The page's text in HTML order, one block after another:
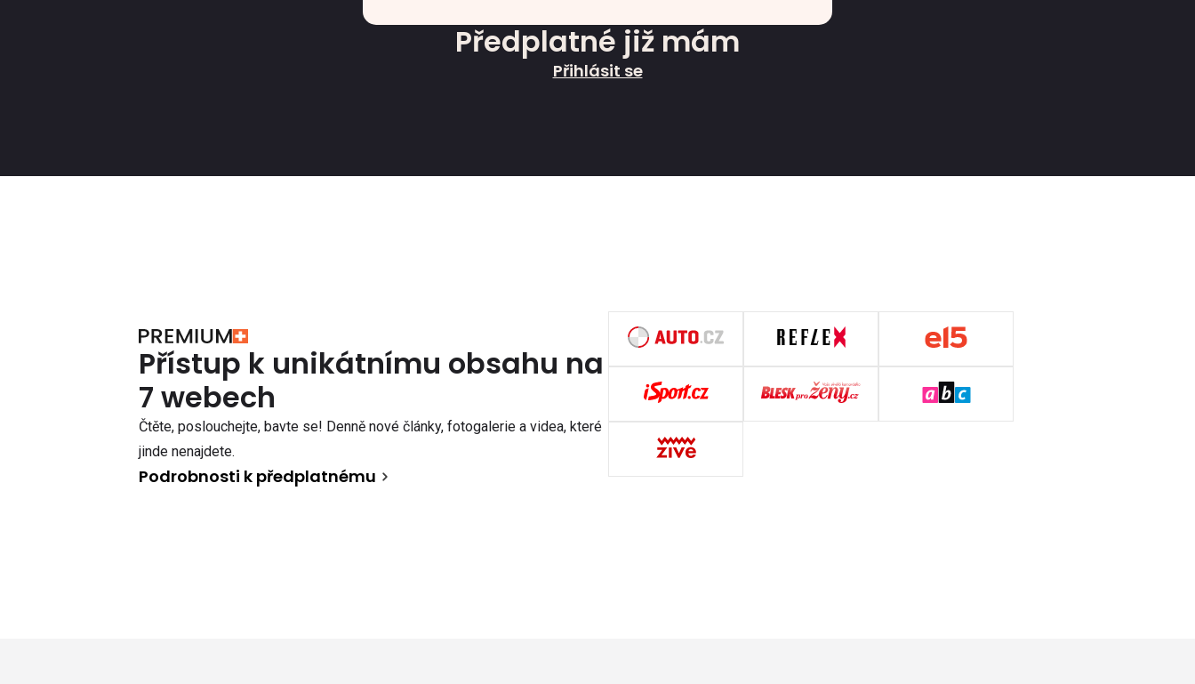
Předplatné již mám
Přihlásit se
Přístup k unikátnímu obsahu na
7 webech
Čtěte, poslouchejte, bavte se! Denně nové články, fotogalerie a videa, které
jinde nenajdete.
Podrobnosti k předplatnému